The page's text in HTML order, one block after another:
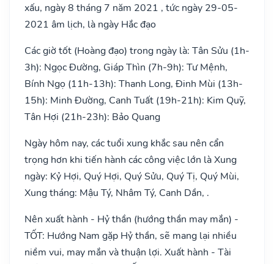
xấu, ngày 8 tháng 7 năm 2021 , tức ngày 29-05-
2021 âm lịch, là ngày Hắc đạo
Các giờ tốt (Hoàng đạo) trong ngày là: Tân Sửu (1h-
3h): Ngọc Đường, Giáp Thìn (7h-9h): Tư Mệnh,
Bính Ngọ (11h-13h): Thanh Long, Đinh Mùi (13h-
15h): Minh Đường, Canh Tuất (19h-21h): Kim Quỹ,
Tân Hợi (21h-23h): Bảo Quang
Ngày hôm nay, các tuổi xung khắc sau nên cẩn
trọng hơn khi tiến hành các công việc lớn là Xung
ngày: Kỷ Hợi, Quý Hợi, Quý Sửu, Quý Tị, Quý Mùi,
Xung tháng: Mậu Tý, Nhâm Tý, Canh Dần, .
Nên xuất hành - Hỷ thần (hướng thần may mắn) -
TỐT: Hướng Nam gặp Hỷ thần, sẽ mang lại nhiều
niềm vui, may mắn và thuận lợi. Xuất hành - Tài